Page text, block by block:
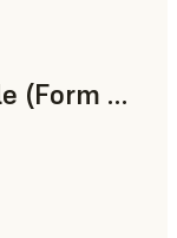
High Temp Mixing Nozzle (Form 4)